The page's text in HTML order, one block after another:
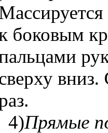
боковым
4)Прямые